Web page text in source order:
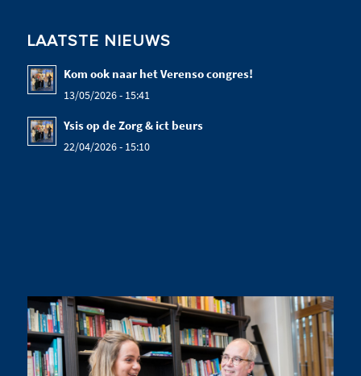
LAATSTE NIEUWS
Kom ook naar het Verenso congres!
13/05/2026 - 15:41
Ysis op de Zorg & ict beurs
22/04/2026 - 15:10